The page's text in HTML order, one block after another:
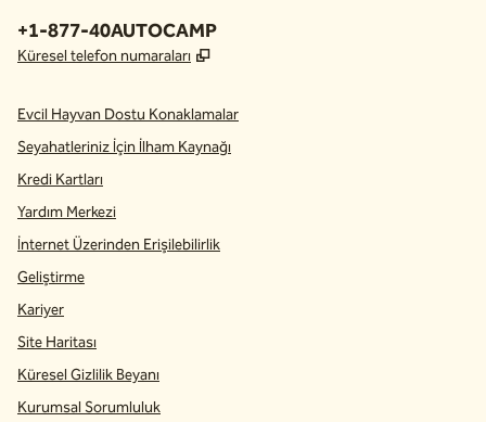
Telefon:
+1-877-40AUTOCAMP
Küresel telefon numaraları ,
Evcil Hayvan Dostu Konaklamalar
Seyahatleriniz İçin İlham Kaynağı
Kredi Kartları
Yardım Merkezi
İnternet Üzerinden Erişilebilirlik
Geliştirme
Kariyer
Site Haritası
Küresel Gizlilik Beyanı
Kurumsal Sorumluluk